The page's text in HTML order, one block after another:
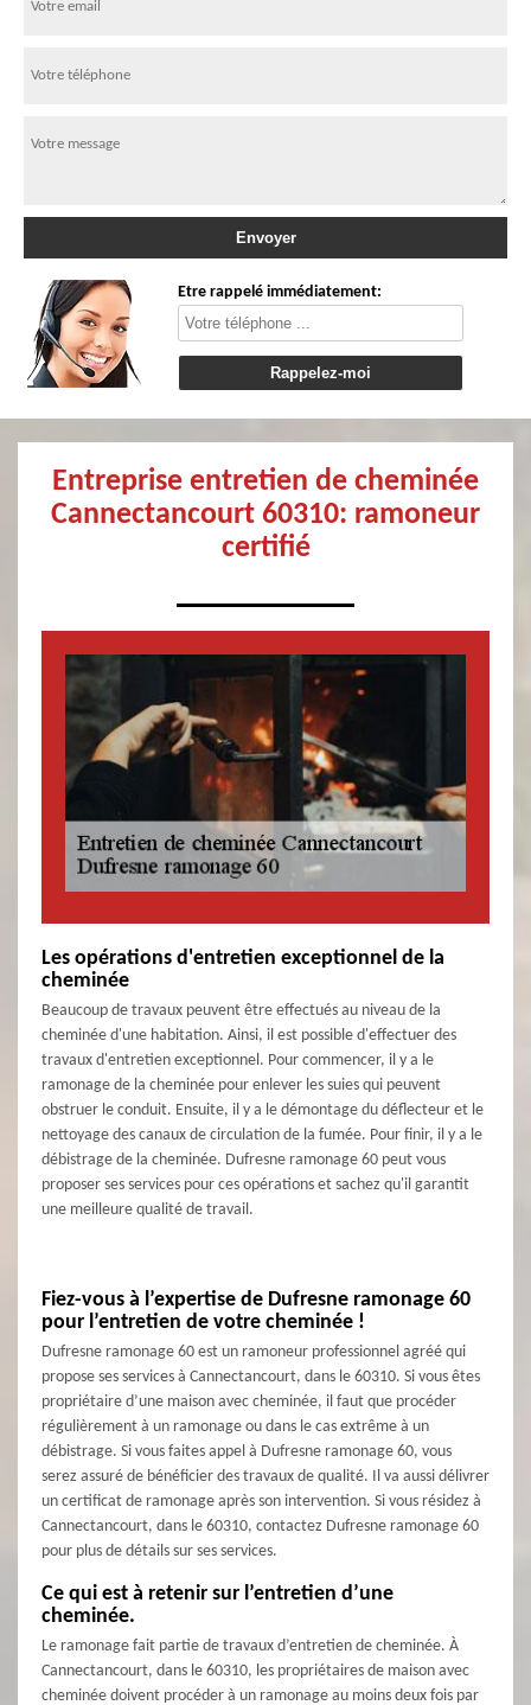
Etre rappelé immédiatement:
Entreprise entretien de cheminée
Cannectancourt 60310: ramoneur
certifié
Les opérations d'entretien exceptionnel de la
cheminée
Beaucoup de travaux peuvent être effectués au niveau de la
cheminée d'une habitation. Ainsi, il est possible d'effectuer des
travaux d'entretien exceptionnel. Pour commencer, il y a le
ramonage de la cheminée pour enlever les suies qui peuvent
obstruer le conduit. Ensuite, il y a le démontage du déflecteur et le
nettoyage des canaux de circulation de la fumée. Pour finir, il y a le
débistrage de la cheminée. Dufresne ramonage 60 peut vous
proposer ses services pour ces opérations et sachez qu'il garantit
une meilleure qualité de travail.
Fiez-vous à l’expertise de Dufresne ramonage 60
pour l’entretien de votre cheminée !
Dufresne ramonage 60 est un ramoneur professionnel agréé qui
propose ses services à Cannectancourt, dans le 60310. Si vous êtes
propriétaire d’une maison avec cheminée, il faut que procéder
régulièrement à un ramonage ou dans le cas extrême à un
débistrage. Si vous faites appel à Dufresne ramonage 60, vous
serez assuré de bénéficier des travaux de qualité. Il va aussi délivrer
un certificat de ramonage après son intervention. Si vous résidez à
Cannectancourt, dans le 60310, contactez Dufresne ramonage 60
pour plus de détails sur ses services.
Ce qui est à retenir sur l’entretien d’une
cheminée.
Le ramonage fait partie de travaux d’entretien de cheminée. À
Cannectancourt, dans le 60310, les propriétaires de maison avec
cheminée doivent procéder à un ramonage au moins deux fois par